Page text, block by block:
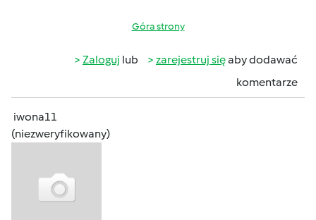
Góra strony
Zaloguj lub zarejestruj sięaby dodawać
komentarze
iwona11
(niezweryfikowany)